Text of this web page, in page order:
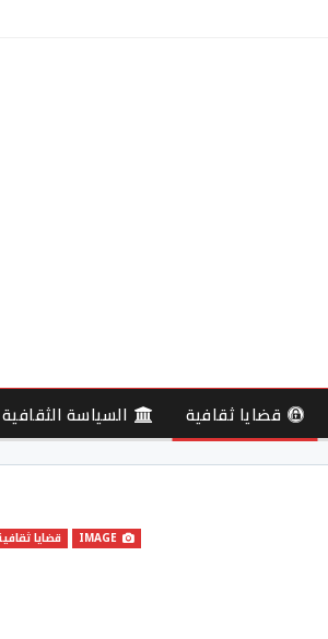
قضايا ثقافية السياسة الثقافية
قضايا